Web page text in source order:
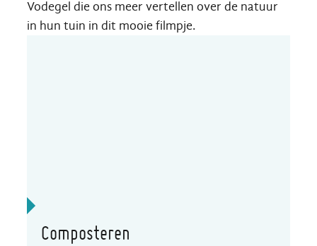
Vodegel die ons meer vertellen over de natuur
in hun tuin in dit mooie filmpje.
A tot Z
Composteren